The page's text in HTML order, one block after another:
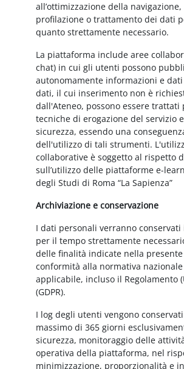
all’ottimizzazione della
profilazione o trattamento dei dati
quanto strettamente necessario.
La piattaforma include aree
chat) in cui gli utenti possono
autonomamente informazioni e
dati, il cui inserimento non è
dall'Ateneo, possono essere trattati
tecniche di erogazione del servizio
sicurezza, essendo una
dell'utilizzo di tali strumenti.
collaborative è soggetto al rispetto
sull’utilizzo delle piattaforme e-
degli Studi di Roma “La Sapienza”
Archiviazione e conservazione
I dati personali verranno
per il tempo strettamente
delle finalità indicate nella
conformità alla normativa
applicabile, incluso il Regolamento
(GDPR).
I log degli utenti vengono
massimo di 365 giorni
sicurezza, monitoraggio delle
operativa della piattaforma, nel
minimizzazione, proporzionalità e